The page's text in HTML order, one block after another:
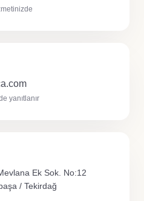
yanıtlanır
Ek Sok. No:12
/ Tekirdağ